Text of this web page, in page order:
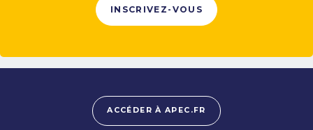
INSCRIVEZ-VOUS
ACCÉDER À APEC.FR